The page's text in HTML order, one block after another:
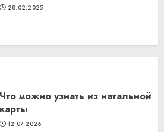
28.02.2025
Что можно узнать из натальной
карты
12.07.2026